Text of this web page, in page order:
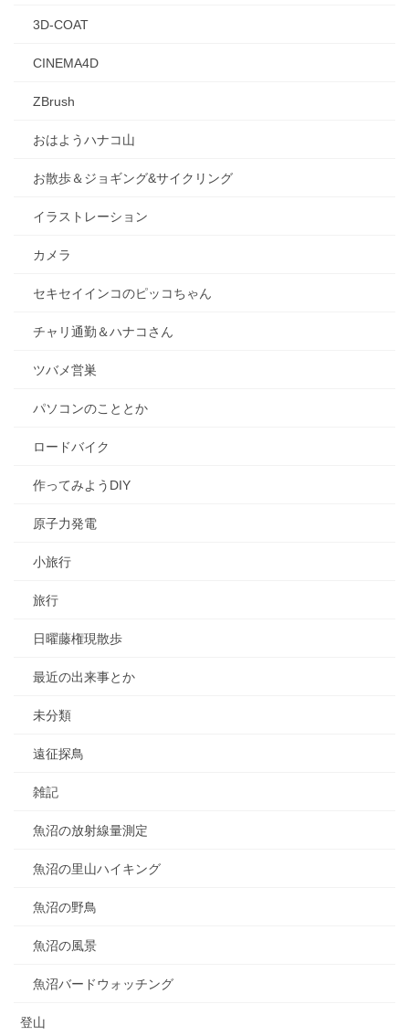
3D-COAT
CINEMA4D
ZBrush
おはようハナコ山
お散歩＆ジョギング&サイクリング
イラストレーション
カメラ
セキセイインコのピッコちゃん
チャリ通勤＆ハナコさん
ツバメ営巣
パソコンのこととか
ロードバイク
作ってみようDIY
原子力発電
小旅行
旅行
日曜藤権現散歩
最近の出来事とか
未分類
遠征探鳥
雑記
魚沼の放射線量測定
魚沼の里山ハイキング
魚沼の野鳥
魚沼の風景
魚沼バードウォッチング
登山